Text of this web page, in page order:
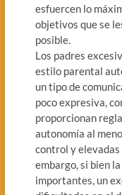
esfuercen lo
objetivos que se
posible.
Los padres
estilo parental
un tipo de
poco expresiva,
proporcionan
autonomía al
control y
embargo, si bien
importantes, un